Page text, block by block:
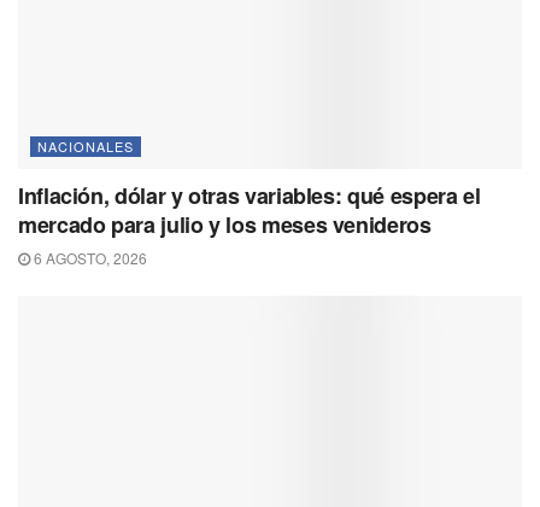
NACIONALES
Inflación, dólar y otras variables: qué espera el
mercado para julio y los meses venideros
6 AGOSTO, 2026